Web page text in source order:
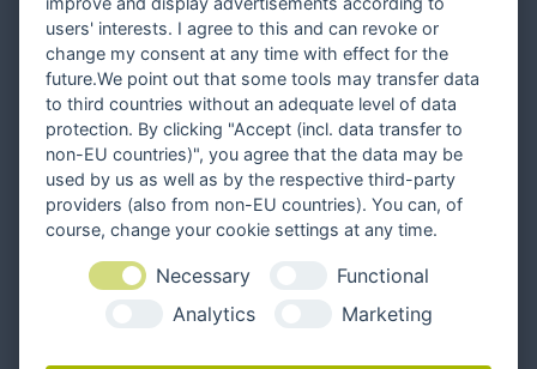
Folgen Sie uns
users' interests. I agree to this and can revoke or
change my consent at any time with effect for the
future.We point out that some tools may transfer data
to third countries without an adequate level of data
protection. By clicking "Accept (incl. data transfer to
non-EU countries)", you agree that the data may be
used by us as well as by the respective third-party
providers (also from non-EU countries). You can, of
course, change your cookie settings at any time.
Necessary
Functional
Analytics
Marketing